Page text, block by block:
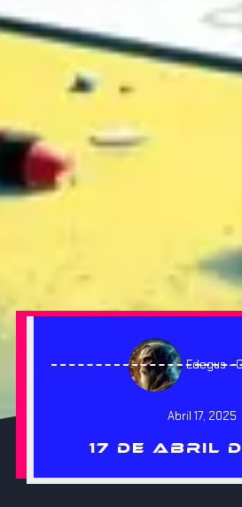
Edegus -
Abril 17, 2025
17 DE ABRIL